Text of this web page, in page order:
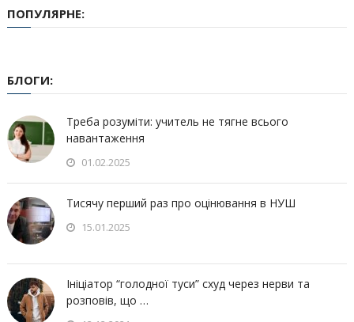
ПОПУЛЯРНЕ:
БЛОГИ:
Треба розуміти: учитель не тягне всього
навантаження
01.02.2025
Тисячу перший раз про оцінювання в НУШ
15.01.2025
Ініціатор “голодної туси” схуд через нерви та
розповів, що …